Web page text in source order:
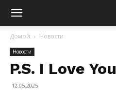
Домой Новости
Новости
P.S. I Love You
12.05.2025